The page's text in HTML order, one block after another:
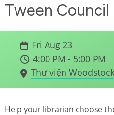
Tween Council
Fri Aug 23
4:00 PM - 5:00 PM
Thư viện Woodstock
Help your librarian choose